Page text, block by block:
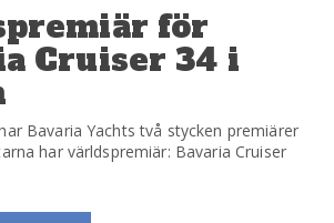
för
Cruiser 34 i
Bavaria Yachts två stycken premiärer
har världspremiär: Bavaria Cruiser